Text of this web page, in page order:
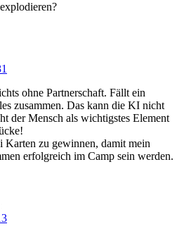
ohne Partnerschaft. Fällt ein
zusammen. Das kann die KI nicht
der Mensch als wichtigstes Element
Karten zu gewinnen, damit mein
erfolgreich im Camp sein werden.